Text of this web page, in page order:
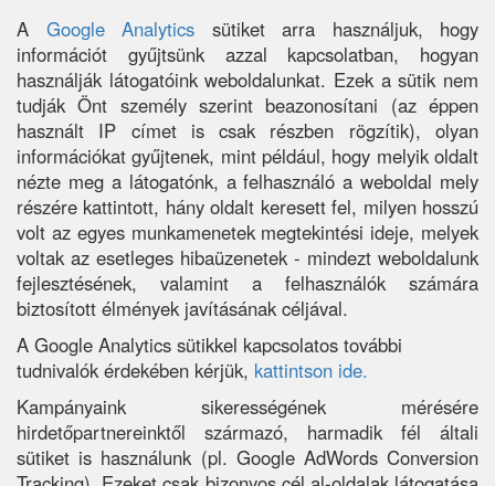
A Google Analytics sütiket arra használjuk, hogy
információt gyűjtsünk azzal kapcsolatban, hogyan
használják látogatóink weboldalunkat. Ezek a sütik nem
tudják Önt személy szerint beazonosítani (az éppen
használt IP címet is csak részben rögzítik), olyan
információkat gyűjtenek, mint például, hogy melyik oldalt
nézte meg a látogatónk, a felhasználó a weboldal mely
részére kattintott, hány oldalt keresett fel, milyen hosszú
volt az egyes munkamenetek megtekintési ideje, melyek
voltak az esetleges hibaüzenetek - mindezt weboldalunk
fejlesztésének, valamint a felhasználók számára
biztosított élmények javításának céljával.
A Google Analytics sütikkel kapcsolatos további
tudnivalók érdekében kérjük, kattintson ide.
Kampányaink sikerességének mérésére
hirdetőpartnereinktől származó, harmadik fél általi
sütiket is használunk (pl. Google AdWords Conversion